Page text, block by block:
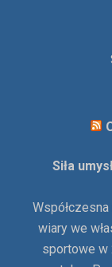
Siła
wiary we
sportowe w